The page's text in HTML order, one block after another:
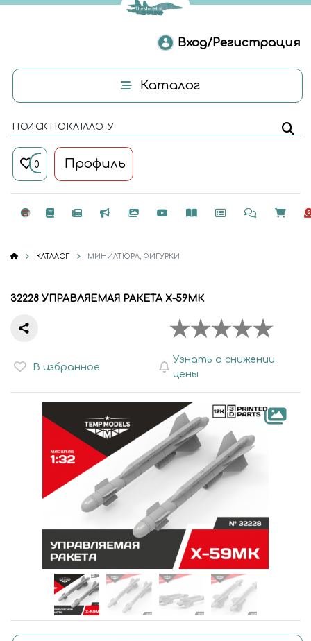
Вход/Регистрация
Каталог
ПОИСК ПО КАТАЛОГУ
0 Профиль
КАТАЛОГ МИНИАТЮРА, ФИГУРКИ
32228 УПРАВЛЯЕМАЯ РАКЕТА Х-59МК
В избранное
Узнать о снижении
цены